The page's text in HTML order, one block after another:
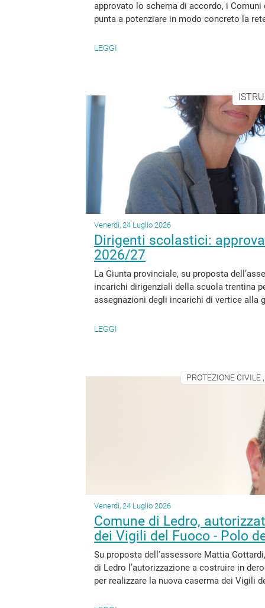
approvato lo schema di accordo, i
punta a potenziare in modo concreto la
LEGGI
Venerdì, 24 Luglio 2026
Dirigenti scolastici:
2026/27
La Giunta provinciale, su proposta
incarichi dirigenziali della scuola trentina
assegnazioni degli incarichi di vertice alla
LEGGI
PROTEZIONE CIVILE
Venerdì, 24 Luglio 2026
Comune di Ledro,
dei Vigili del Fuoco - Polo
Su proposta dell'assessore Mattia
di Ledro l’autorizzazione a costruire in
per realizzare la nuova caserma dei Vigili